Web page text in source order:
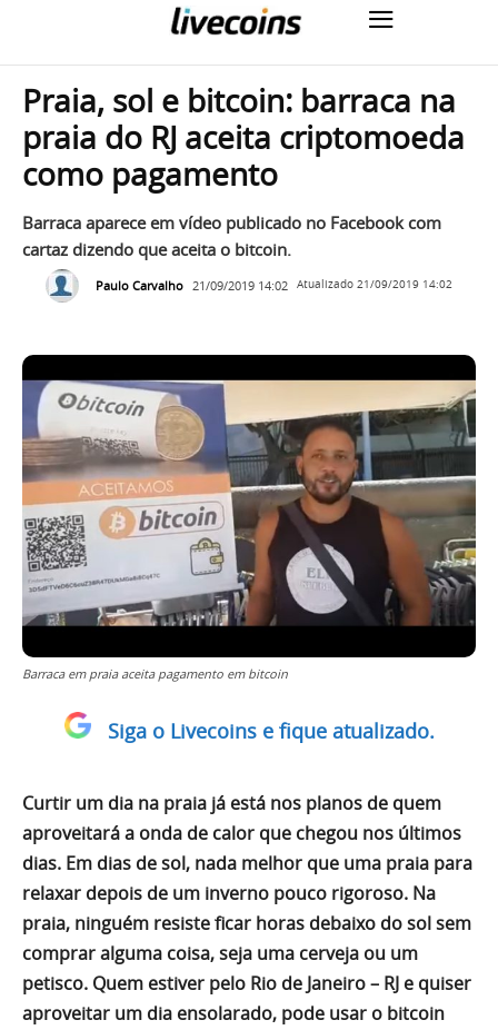
Praia, sol e bitcoin: barraca na
praia do RJ aceita criptomoeda
como pagamento
Barraca aparece em vídeo publicado no Facebook com
cartaz dizendo que aceita o bitcoin.
Paulo Carvalho 21/09/2019 14:02 Atualizado 21/09/2019 14:02
Barraca em praia aceita pagamento em bitcoin
Siga o Livecoins e fique atualizado.
Curtir um dia na praia já está nos planos de quem
aproveitará a onda de calor que chegou nos últimos
dias. Em dias de sol, nada melhor que uma praia para
relaxar depois de um inverno pouco rigoroso. Na
praia, ninguém resiste ficar horas debaixo do sol sem
comprar alguma coisa, seja uma cerveja ou um
petisco. Quem estiver pelo Rio de Janeiro – RJ e quiser
aproveitar um dia ensolarado, pode usar o bitcoin